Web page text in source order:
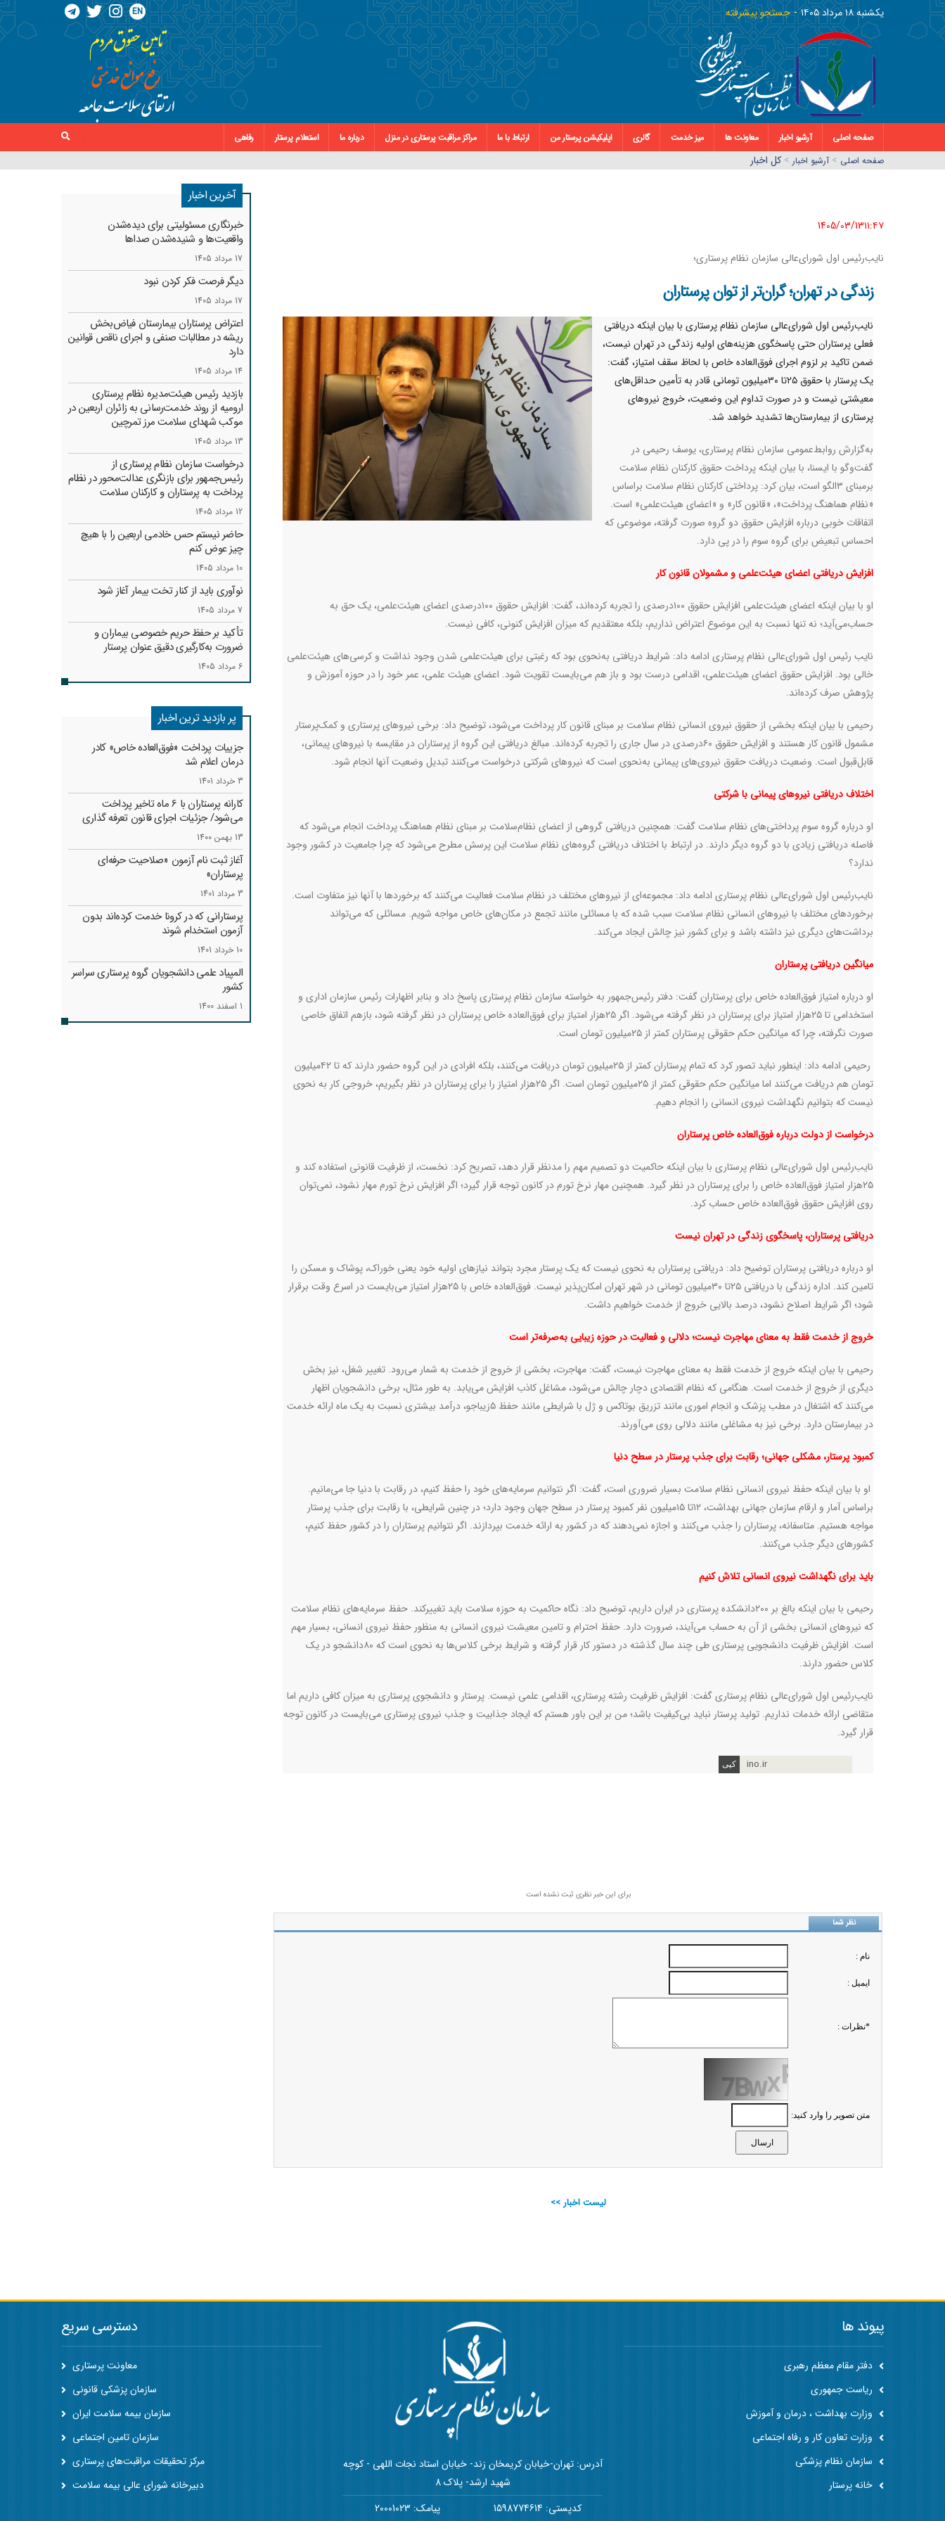
يکشنبه ١٨ مرداد ١٤٠٥ جستجو پیشرفته EN
صفحه اصلی آرشیو اخبار معاونت ها میز خدمت گالری اپلیکیشن پرستار من ارتباط با ما مراکز مراقبت پرستاری در منزل درباره ما استعلام پرستار
رفاهی
صفحه اصلي > آرشیو اخبار > کل اخبار
1405/03/13١١:٤٧
نایب‌رئیس اول شورای‌عالی سازمان نظام پرستاری؛
زندگی در تهران؛ گران‌تر از توان پرستاران
نایب‌رئیس اول شورای‌عالی سازمان نظام پرستاری با بیان اینکه دریافتی
فعلی پرستاران حتی پاسخگوی هزینه‌های اولیه زندگی در تهران نیست،
ضمن تاکید بر لزوم اجرای فوق‌العاده خاص با لحاظ سقف امتیاز، گفت:
یک پرستار با حقوق ۲۵تا ۳۰میلیون تومانی قادر به تأمین حداقل‌های
معیشتی نیست و در صورت تداوم این وضعیت، خروج نیروهای
پرستاری از بیمارستان‌ها تشدید خواهد شد.
به‌گزارش روابط‌عمومی سازمان نظام پرستاری، یوسف رحیمی در
گفت‌وگو با ایسنا، با بیان اینکه پرداخت حقوق کارکنان نظام سلامت
برمبنای ۳الگو است، بیان کرد: پرداختی کارکنان نظام سلامت براساس
«نظام هماهنگ پرداخت»، «قانون کار» و «اعضای هیئت‌علمی» است.
اتفاقات خوبی درباره افزایش حقوق دو گروه صورت گرفته، موضوعی که
احساس تبعیض برای گروه سوم را در پی دارد.
افزایش دریافتی اعضای هیئت‌علمی و مشمولان قانون کار
او با بیان اینکه اعضای هیئت‌علمی افزایش حقوق ۱۰۰درصدی را تجربه کرده‌اند، گفت: افزایش حقوق ۱۰۰درصدی اعضای هیئت‌علمی، یک حق به
حساب‌می‌آید؛ نه تنها نسبت به این موضوع اعتراض نداریم، بلکه معتقدیم که میزان افزایش کنونی، کافی نیست.
نایب‌ رئیس اول شورای‌عالی نظام پرستاری ادامه داد: شرایط دریافتی به‌نحوی بود که رغبتی برای هیئت‌علمی شدن وجود نداشت و کرسی‌های هیئت‌علمی
خالی بود. افزایش حقوق اعضای هیئت‌علمی، اقدامی درست بود و باز هم می‌بایست تقویت شود. اعضای هیئت‌ علمی، عمر خود را در حوزه آموزش و
پژوهش صرف‌ کرده‌اند.
رحیمی با بیان اینکه بخشی از حقوق نیروی انسانی نظام سلامت بر مبنای قانون کار پرداخت می‌شود، توضیح داد: برخی نیروهای پرستاری و کمک‌پرستار
مشمول قانون کار هستند و افزایش حقوق ۶۰درصدی در سال جاری را تجربه کرده‌اند. مبالغ دریافتی این گروه از پرستاران در مقایسه با نیروهای پیمانی،
قابل‌قبول است. وضعیت دریافت حقوق نیروی‌های پیمانی به‌نحوی است که نیروهای شرکتی درخواست می‌کنند تبدیل وضعیت آنها انجام شود.
اختلاف دریافتی نیروهای پیمانی با شرکتی
او درباره گروه سوم پرداختی‌های نظام سلامت گفت: همچنین دریافتی گروهی از اعضای نظام‌سلامت بر مبنای نظام هماهنگ پرداخت انجام می‌شود که
فاصله دریافتی زیادی با دو گروه دیگر دارند. در ارتباط با اختلاف دریافتی گروه‌های نظام سلامت این پرسش مطرح می‌شود که چرا جامعیت در کشور وجود
ندارد؟
نایب‌رئیس اول شورای‌عالی نظام پرستاری ادامه داد: مجموعه‌ای از نیروهای مختلف در نظام سلامت فعالیت می‌کنند که برخوردها با آنها نیز متفاوت است.
برخوردهای مختلف با نیروهای انسانی نظام‌ سلامت سبب شده که با مسائلی مانند تجمع در مکان‌های خاص مواجه شویم. مسائلی که می‌تواند
برداشت‌های دیگری نیز داشته باشد و برای کشور نیز چالش ایجاد می‌کند.
میانگین دریافتی پرستاران
او درباره امتیاز فوق‌العاده خاص برای پرستاران گفت: دفتر رئیس‌جمهور به خواسته سازمان نظام پرستاری پاسخ داد و بنابر اظهارات رئیس سازمان اداری و
استخدامی تا ۲۵هزار امتیاز برای پرستاران در نظر گرفته می‌شود. اگر ۲۵هزار امتیاز برای فوق‌العاده خاص پرستاران در نظر گرفته شود، بازهم اتفاق خاصی
صورت نگرفته، چرا که میانگین حکم حقوقی پرستاران کمتر از ۲۵میلیون تومان است
.
رحیمی ادامه داد: اینطور نباید تصور کرد که تمام پرستاران کمتر از ۲۵میلیون تومان دریافت می‌کنند، بلکه افرادی در این گروه حضور دارند که تا ۴۲میلیون
تومان هم دریافت می‌کنند اما میانگین حکم حقوقی کمتر از ۲۵میلیون تومان است. اگر ۲۵هزار امتیاز را برای پرستاران در نظر بگیریم، خروجی کار به نحوی
نیست که بتوانیم نگهداشت نیروی انسانی را انجام دهیم.
درخواست از دولت درباره فوق‌العاده خاص پرستاران
نایب‌رئیس اول شورای‌عالی نظام پرستاری با بیان اینکه حاکمیت دو تصمیم مهم را مدنظر قرار دهد، تصریح کرد: نخست، از ظرفیت قانونی استفاده‌ کند و
۲۵هزار امتیاز فوق‌العاده خاص را برای پرستاران در نظر گیرد. همچنین مهار نرخ تورم در کانون توجه قرار گیرد؛ اگر افزایش نرخ تورم مهار نشود، نمی‌توان
روی افزایش حقوق فوق‌العاده خاص حساب‌ کرد.
دریافتی پرستاران، پاسخگوی زندگی در تهران نیست
او درباره دریافتی پرستاران توضیح داد: دریافتی پرستاران به نحوی نیست که یک پرستار مجرد بتواند نیازهای اولیه خود یعنی خوراک، پوشاک و مسکن را
تامین کند. اداره زندگی با دریافتی ۲۵تا ۳۰میلیون تومانی در شهر تهران امکان‌پذیر نیست. فوق‌العاده خاص با ۲۵هزار امتیاز می‌بایست در اسرع وقت برقرار
شود؛ اگر شرایط اصلاح نشود، درصد بالایی خروج از خدمت خواهیم‌ داشت.
خروج از خدمت فقط به معنای مهاجرت نیست؛دلالی و فعالیت در حوزه زیبایی به‌صرفه‌تر است
رحیمی با بیان اینکه خروج از خدمت فقط به معنای مهاجرت نیست، گفت: مهاجرت، بخشی از خروج از خدمت به‌ شمار می‌رود. تغییر شغل، نیز بخش
دیگری از خروج از خدمت است. هنگامی که نظام اقتصادی دچار چالش می‌شود، مشاغل کاذب افزایش می‌یابد. به طور مثال، برخی دانشجویان اظهار
می‌کنند که اشتغال در مطب پزشک و انجام اموری مانند تزریق بوتاکس و ژل با شرایطی مانند حفظ ۵زیباجو، درآمد بیشتری نسبت به یک ماه ارائه خدمت
در بیمارستان دارد. برخی نیز به مشاغلی مانند دلالی روی می‌آورند.
کمبود پرستار، مشکلی جهانی؛رقابت برای جذب پرستار در سطح دنیا
او با بیان اینکه حفظ نیروی انسانی نظام سلامت بسیار ضروری است، گفت: اگر نتوانیم سرمایه‌های خود را حفظ کنیم، در رقابت با دنیا جا می‌مانیم.
براساس آمار و ارقام سازمان جهانی بهداشت، ۱۲تا ۱۵میلیون نفر کمبود پرستار در سطح جهان وجود دارد؛ در چنین شرایطی، با رقابت برای جذب پرستار
مواجه هستیم. متاسفانه، پرستاران را جذب می‌کنند و اجازه نمی‌دهند که در کشور به ارائه خدمت بپردازند. اگر نتوانیم پرستاران را در کشور حفظ کنیم،
کشورهای دیگر جذب می‌کنند.
باید برای نگهداشت نیروی انسانی تلاش کنیم
رحیمی با بیان اینکه بالغ بر ۲۰۰دانشکده پرستاری در ایران داریم، توضیح داد: نگاه حاکمیت به حوزه سلامت باید تغییرکند. حفظ سرمایه‌های نظام سلامت
که نیروهای انسانی بخشی از آن به حساب می‌آیند، ضرورت دارد. حفظ احترام و تامین معیشت نیروی انسانی به منظور حفظ نیروی انسانی، بسیار مهم
است. افزایش ظرفیت دانشجویی پرستاری طی چند سال گذشته در دستور کار قرار گرفته و شرایط برخی کلاس‌ها به نحوی است که ۸۰دانشجو در یک
کلاس حضور دارند.
نایب‌رئیس اول شورای‌عالی نظام پرستاری گفت: افزایش ظرفیت رشته پرستاری، اقدامی علمی نیست. پرستار و دانشجوی پرستاری به میزان کافی داریم اما
متقاضی ارائه‌ خدمات نداریم. تولید پرستار نباید بی‌کیفیت باشد؛ من بر این باور هستم که ایجاد جذابیت و جذب نیروی پرستاری می‌بایست در کانون توجه
قرار گیرد.
ino.ir
برای این خبر نظری ثبت نشده است
نظر شما
نام :
ايميل :
*نظرات :
متن تصویر را وارد کنید:
لیست اخبار >>
آخرین اخبار
خبرنگاری مسئولیتی برای دیده‌شدن
واقعیت‌ها و شنیده‌شدن صداها
17 مرداد 1405
دیگر فرصت فکر کردن نبود
17 مرداد 1405
اعتراض پرستاران بیمارستان فیاض‌بخش
ریشه در مطالبات صنفی و اجرای ناقص قوانین
دارد
14 مرداد 1405
بازدید رئیس هیئت‌مدیره نظام پرستاری
ارومیه از روند خدمت‌رسانی به زائران اربعین در
موکب شهدای سلامت مرز تمرچین
13 مرداد 1405
درخواست سازمان نظام پرستاری از
رئیس‌جمهور برای بازنگری عدالت‌محور در نظام
پرداخت به پرستاران و کارکنان سلامت
12 مرداد 1405
حاضر نیستم حس خادمی اربعین را با هیچ
چیز عوض کنم
10 مرداد 1405
نوآوری باید از کنار تخت بیمار آغاز شود
7 مرداد 1405
تأکید بر حفظ حریم خصوصی بیماران و
ضرورت به‌کارگیری دقیق عنوان پرستار
6 مرداد 1405
پر بازدید ترین اخبار
جزییات پرداخت «فوق‌العاده خاص» کادر
درمان اعلام شد
3 خرداد 1401
کارانه‌ پرستاران با 6 ماه تاخیر پرداخت
می‌شود/ جزئیات اجرای قانون تعرفه گذاری
13 بهمن 1400
آغاز ثبت نام آزمون «صلاحیت حرفه‌ای
پرستاران»
3 مرداد 1401
پرستارانی که در کرونا خدمت کرد‌ه‌اند بدون
آزمون استخدام شوند
10 خرداد 1401
المپیاد علمی دانشجویان گروه پرستاری سراسر
کشور
1 اسفند 1400
پیوند ها
دفتر مقام معظم رهبری
ریاست جمهوری
وزارت بهداشت ، درمان و آموزش
وزارت تعاون کار و رفاه اجتماعی
سازمان نظام پزشکی
خانه پرستار
آدرس: تهران-خیابان کریمخان زند- خیابان استاد نجات اللهی - کوچه
شهید ارشد- پلاک 8
کدپستی: 1598774614
پیامک: 20001023
دسترسی سریع
معاونت پرستاری
سازمان پزشکی قانونی
سازمان بیمه سلامت ایران
سازمان تامین اجتماعی
مرکز تحقیقات مراقبت‌های پرستاری
دبیرخانه شورای عالی بیمه سلامت